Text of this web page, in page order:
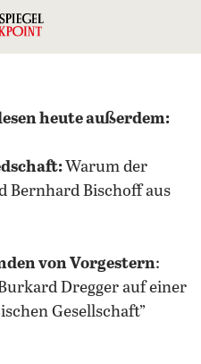
heute außerdem:
Warum der
Bernhard Bischoff aus
von Vorgestern:
Dregger auf einer
Gesellschaft”